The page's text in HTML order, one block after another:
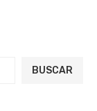
BUSCAR